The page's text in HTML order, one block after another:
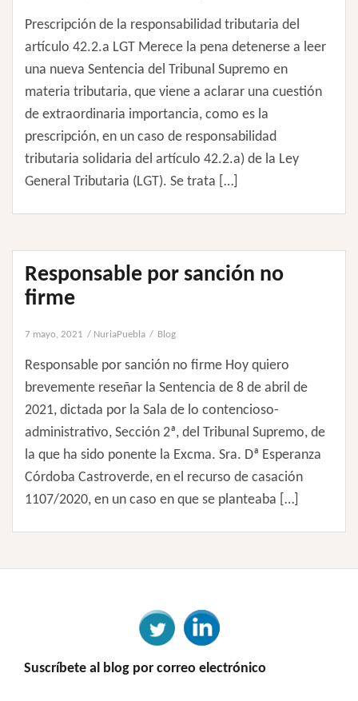
Prescripción de la responsabilidad tributaria del
artículo 42.2.a LGT Merece la pena detenerse a leer
una nueva Sentencia del Tribunal Supremo en
materia tributaria, que viene a aclarar una cuestión
de extraordinaria importancia, como es la
prescripción, en un caso de responsabilidad
tributaria solidaria del artículo 42.2.a) de la Ley
General Tributaria (LGT). Se trata […]
Responsable por sanción no
firme
7 mayo, 2021 NuriaPuebla Blog
Responsable por sanción no firme Hoy quiero
brevemente reseñar la Sentencia de 8 de abril de
2021, dictada por la Sala de lo contencioso-
administrativo, Sección 2ª, del Tribunal Supremo, de
la que ha sido ponente la Excma. Sra. Dª Esperanza
Córdoba Castroverde, en el recurso de casación
1107/2020, en un caso en que se planteaba […]
Suscríbete al blog por correo electrónico